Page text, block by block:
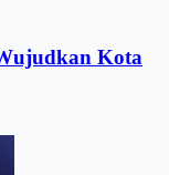
Kota